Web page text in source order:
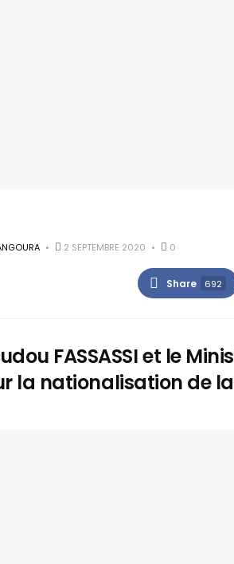
2 SEPTEMBRE 2020 0
Share 692
FASSASSI et le
la nationalisation de